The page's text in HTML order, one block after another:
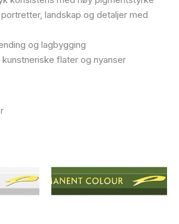
landskap og detaljer med
og lagbygging
kunstneriske flater og nyanser